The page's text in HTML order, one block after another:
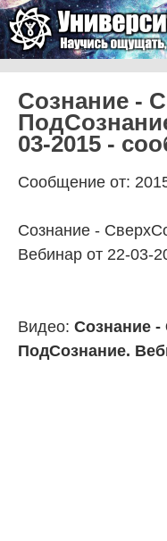
Сознание -
03-2015 -
Сообщение от:
Сознание -
Вебинар от 22-03-
Видео: Сознание -
ПодСознание.